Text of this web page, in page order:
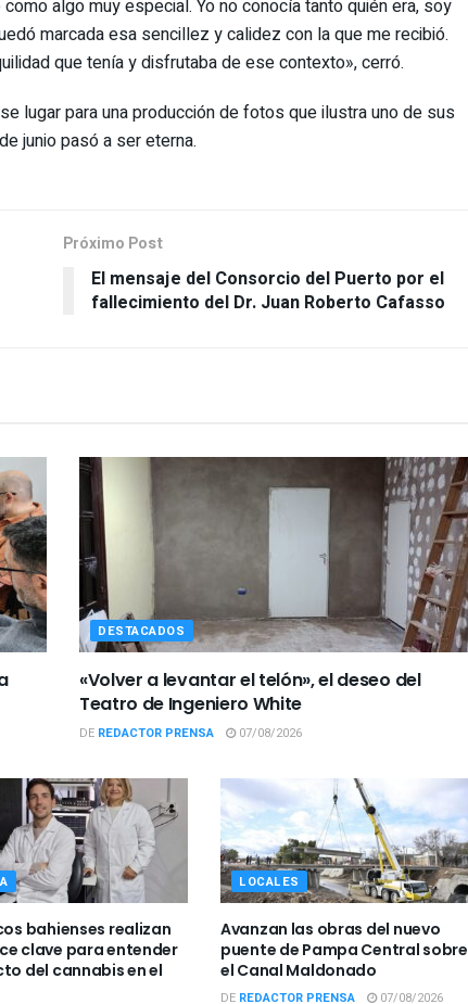
algo muy especial. Yo no conocía tanto quién era, soy
marcada esa sencillez y calidez con la que me recibió.
que tenía y disfrutaba de ese contexto», cerró.
lugar para una producción de fotos que ilustra uno de sus
junio pasó a ser eterna.
Próximo Post
El mensaje del Consorcio del Puerto por el
fallecimiento del Dr. Juan Roberto Cafasso
DESTACADOS
«Volver a levantar el telón», el deseo del
Teatro de Ingeniero White
DE REDACTOR PRENSA 07/08/2026
bahienses realizan
clave para entender
del cannabis en el
LOCALES
Avanzan las obras del nuevo
puente de Pampa Central sobre
el Canal Maldonado
DE REDACTOR PRENSA 07/08/2026